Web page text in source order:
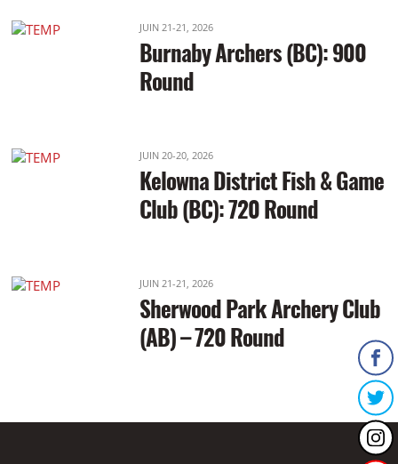
JUIN 21-21, 2026
Burnaby Archers (BC): 900
Round
JUIN 20-20, 2026
Kelowna District Fish & Game
Club (BC): 720 Round
JUIN 21-21, 2026
Sherwood Park Archery Club
(AB) – 720 Round